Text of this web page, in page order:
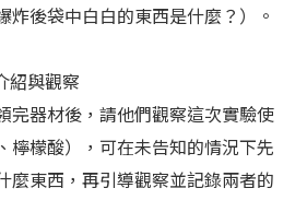
炸後袋中白白的東西是什麼？）。
紹與觀察
完器材後，請他們觀察這次實驗使
檸檬酸），可在未告知的情況下先
麼東西，再引導觀察並記錄兩者的